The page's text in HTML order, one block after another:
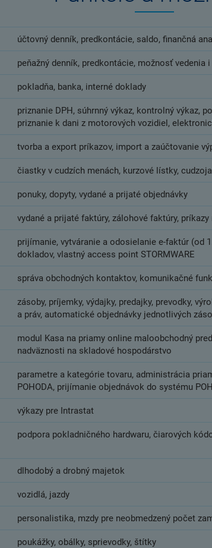
účtovný denník, predkontácie, saldo, finančná
peňažný denník, predkontácie, možnosť vedenia
pokladňa, banka, interné doklady
priznanie DPH, súhrnný výkaz, kontrolný výkaz,
priznanie k dani z motorových vozidiel,
tvorba a export príkazov, import a zaúčtovanie
čiastky v cudzích menách, kurzové lístky,
ponuky, dopyty, vydané a prijaté objednávky
vydané a prijaté faktúry, zálohové faktúry,
prijímanie, vytváranie a odosielanie e-faktúr (od
dokladov, vlastný access point STORMWARE
správa obchodných kontaktov, komunikačné
zásoby, príjemky, výdajky, predajky, prevodky,
a práv, automatické objednávky jednotlivých
modul Kasa na priamy online maloobchodný
nadväznosti na skladové hospodárstvo
parametre a kategórie tovaru, administrácia
POHODA, prijímanie objednávok do systému
výkazy pre Intrastat
podpora pokladničného hardwaru, čiarových
dlhodobý a drobný majetok
vozidlá, jazdy
personalistika, mzdy pre neobmedzený počet
poukážky, obálky, sprievodky, štítky